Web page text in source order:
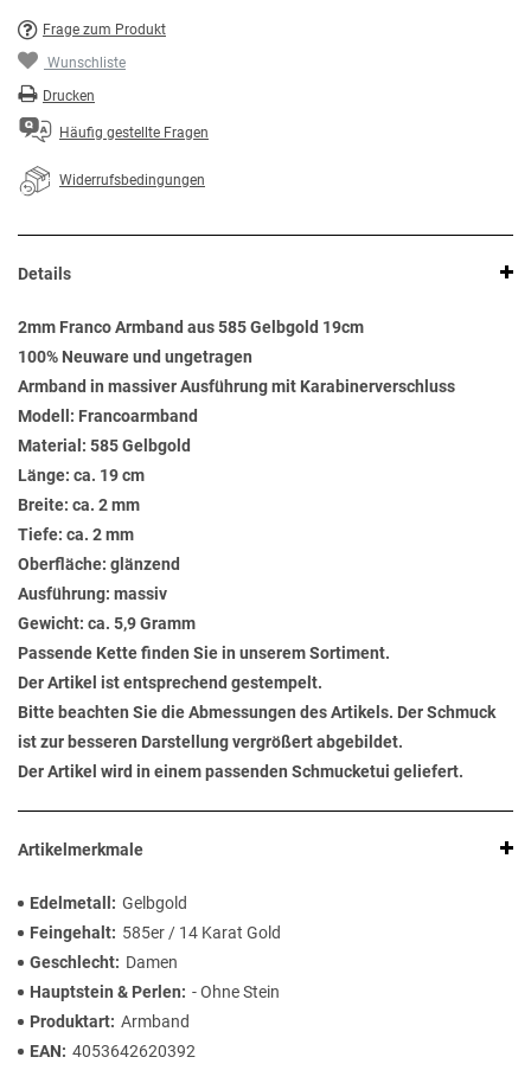
Frage zum Produkt
Wunschliste
Drucken
Häufig gestellte Fragen
Widerrufsbedingungen
Details
2mm Franco Armband aus 585 Gelbgold 19cm
100% Neuware und ungetragen
Armband in massiver Ausführung mit Karabinerverschluss
Modell: Francoarmband
Material: 585 Gelbgold
Länge: ca. 19 cm
Breite: ca. 2 mm
Tiefe: ca. 2 mm
Oberfläche: glänzend
Ausführung: massiv
Gewicht: ca. 5,9 Gramm
Passende Kette finden Sie in unserem Sortiment.
Der Artikel ist entsprechend gestempelt.
Bitte beachten Sie die Abmessungen des Artikels. Der Schmuck
ist zur besseren Darstellung vergrößert abgebildet.
Der Artikel wird in einem passenden Schmucketui geliefert.
Artikelmerkmale
Edelmetall
Gelbgold
Feingehalt
585er / 14 Karat Gold
Geschlecht
Damen
Hauptstein & Perlen
- Ohne Stein
Produktart Armband
EAN
4053642620392